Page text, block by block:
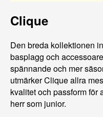
Clique
Den breda kollektionen
basplagg och
spännande och mer
utmärker Clique allra
kvalitet och passform för
herr som junior.